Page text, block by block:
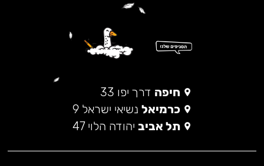
חיפה דרך יפו 33
כרמיאל נשיאי ישראל 9
תל אביב יהודה הלוי 47